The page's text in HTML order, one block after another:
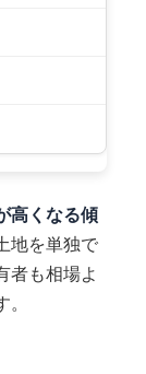
高くなる傾
地を単独で
者も相場よ